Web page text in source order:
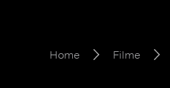
Home Filme